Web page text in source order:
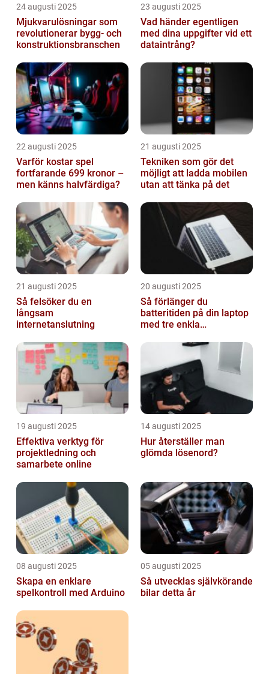
24 augusti 2025
Mjukvarulösningar som
revolutionerar bygg- och
konstruktionsbranschen
23 augusti 2025
Vad händer egentligen
med dina uppgifter vid ett
dataintrång?
22 augusti 2025
Varför kostar spel
fortfarande 699 kronor –
men känns halvfärdiga?
21 augusti 2025
Tekniken som gör det
möjligt att ladda mobilen
utan att tänka på det
21 augusti 2025
Så felsöker du en
långsam
internetanslutning
20 augusti 2025
Så förlänger du
batteritiden på din laptop
med tre enkla
19 augusti 2025
Effektiva verktyg för
projektledning och
samarbete online
14 augusti 2025
Hur återställer man
glömda lösenord?
08 augusti 2025
Skapa en enklare
spelkontroll med Arduino
05 augusti 2025
Så utvecklas självkörande
bilar detta år